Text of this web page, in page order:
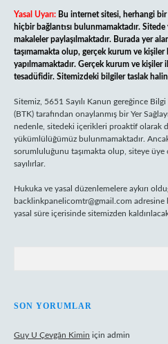
Yasal Uyarı: Bu internet sitesi, herhangi
hiçbir bağlantısı bulunmamaktadır. Sitede
makaleler paylaşılmaktadır. Burada yer
taşımamakta olup, gerçek kurum ve kişiler
yapılmamaktadır. Gerçek kurum ve
tesadüfidir. Sitemizdeki bilgiler taslak
Sitemiz, 5651 Sayılı Kanun gereğince
(BTK) tarafından onaylanmış bir Yer
nedenle, sitedeki içerikleri proaktif olarak
yükümlülüğümüz bulunmamaktadır.
sorumluluğunu taşımakta olup, siteye
sayılırlar.
Hukuka ve yasal düzenlemelere aykırı
backlinkpanelicomtr@gmail.com adresine
yasal süre içerisinde sitemizden
SON YORUMLAR
Guy U Çevgân Kimin için admin